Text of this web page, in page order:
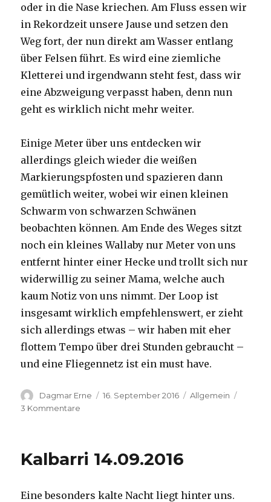
oder in die Nase kriechen. Am Fluss essen wir
in Rekordzeit unsere Jause und setzen den
Weg fort, der nun direkt am Wasser entlang
über Felsen führt. Es wird eine ziemliche
Kletterei und irgendwann steht fest, dass wir
eine Abzweigung verpasst haben, denn nun
geht es wirklich nicht mehr weiter.
Einige Meter über uns entdecken wir
allerdings gleich wieder die weißen
Markierungspfosten und spazieren dann
gemütlich weiter, wobei wir einen kleinen
Schwarm von schwarzen Schwänen
beobachten können. Am Ende des Weges sitzt
noch ein kleines Wallaby nur Meter von uns
entfernt hinter einer Hecke und trollt sich nur
widerwillig zu seiner Mama, welche auch
kaum Notiz von uns nimmt. Der Loop ist
insgesamt wirklich empfehlenswert, er zieht
sich allerdings etwas – wir haben mit eher
flottem Tempo über drei Stunden gebraucht –
und eine Fliegennetz ist ein must have.
Autor
Dagmar Erne
Veröffentlicht
16. September 2016 Kategorien
Allgemein
3 Kommentare
Kalbarri 14.09.2016
Eine besonders kalte Nacht liegt hinter uns.